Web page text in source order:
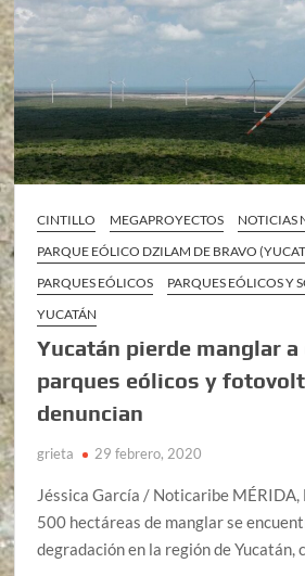
CINTILLO MEGAPROYECTOS
NOTICIAS
PARQUE EÓLICO DZILAM DE BRAVO
PARQUES EÓLICOS
PARQUES EÓLICOS Y
YUCATÁN
Yucatán pierde manglar a
parques eólicos y
denuncian
grieta 29 febrero, 2020
Jéssica García / Noticaribe MÉRIDA,
500 hectáreas de manglar se
degradación en la región de Yucatán,